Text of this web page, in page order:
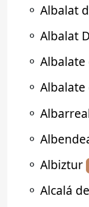
⚬ Albalat
⚬ Albalat
⚬ Albalate
⚬ Albalate
⚬
⚬
⚬ Albiztur
⚬ Alcalá